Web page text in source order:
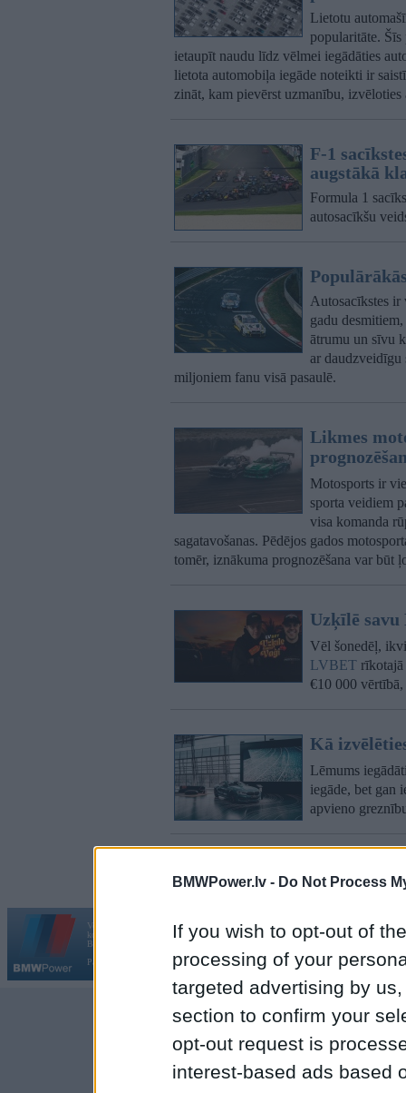
BMWPower.lv - Do Not Process
If you wish to opt-out of
processing of your
targeted advertising by
section to confirm your
opt-out request is
interest-based ads based
Lietotu
popularitāte.
ietaupīt naudu līdz vēlmei iegādāties
lietota automobiļa iegāde noteikti ir
zināt, kam pievērst uzmanību,
F-1
augstākā
Formula 1
autosacīkšu
Autosacīkstes ir
gadu
ātrumu un sīvu
ar daudzveidīgu
miljoniem fanu visā pasaulē.
Likmes
Motosports ir
sporta veidiem
visa komanda
sagatavošanas. Pēdējos gados
tomēr, iznākuma prognozēšana var būt
Uzķīlē
Vēl šonedēļ,
LVBET
€10 000
Kā
Lēmums
iegāde, bet gan
apvieno
Vortāls BMWPower.lv darbojas
kopš 2002. gada 14. maija. Tas nav auto klubs un nav saistīts ar
BMW AG.
Par BMWPower
Kontakti | Reklāma